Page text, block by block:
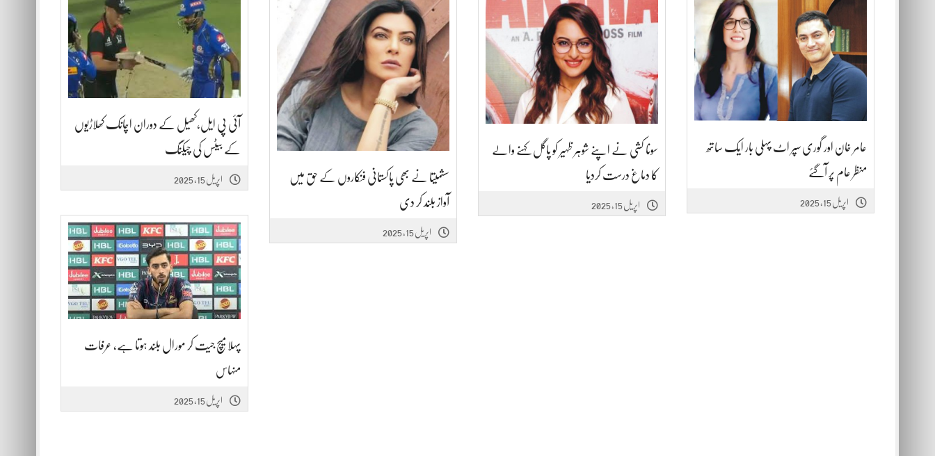
عامر خان اور گوری سپر اٹ پہلی بار ایک ساتھ
منظر عام پر آگئے
اپریل 15, 2025
سونا کشی نے اپنے شوہر ظہیر کو پاگل کہنے والے
کا دماغ درست کردیا
اپریل 15, 2025
سشمیتا نے بھی پاکستانی فنکاروں کے حق میں
آواز بلند کر دی
اپریل 15, 2025
آئی پی ایل،کھیل کے دوران اچانک کھلاڑیوں
کے بیٹس کی چیکنگ
اپریل 15, 2025
پہلا میچ جیت کر مورال بلند ہوتا ہے، عرفات
منہاس
اپریل 15, 2025